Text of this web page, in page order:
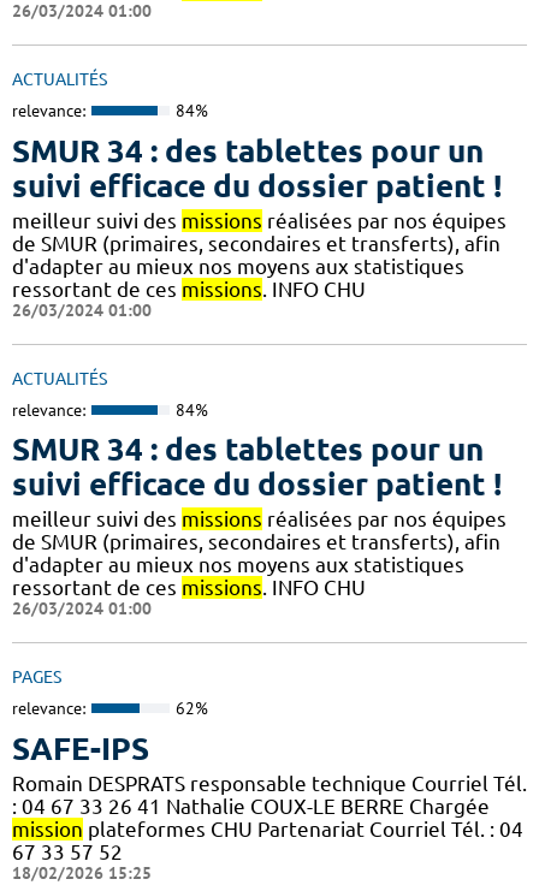
26/03/2024 01:00
ACTUALITÉS
relevance: 84%
SMUR 34 : des tablettes pour un
suivi efficace du dossier patient !
meilleur suivi des missions réalisées par nos équipes
de SMUR (primaires, secondaires et transferts), afin
d'adapter au mieux nos moyens aux statistiques
ressortant de ces missions.​​ INFO CHU
26/03/2024 01:00
ACTUALITÉS
relevance: 84%
SMUR 34 : des tablettes pour un
suivi efficace du dossier patient !
meilleur suivi des missions réalisées par nos équipes
de SMUR (primaires, secondaires et transferts), afin
d'adapter au mieux nos moyens aux statistiques
ressortant de ces missions.​​ INFO CHU
26/03/2024 01:00
PAGES
relevance: 62%
SAFE-IPS
Romain DESPRATS responsable technique Courriel Tél.
: 04 67 33 26 41 Nathalie COUX-LE BERRE Chargée
mission plateformes CHU Partenariat Courriel Tél. : 04
67 33 57 52
18/02/2026 15:25